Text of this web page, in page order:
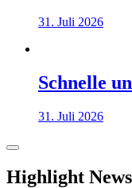
31. Juli 2026
Schnelle
31. Juli 2026
Highlight News